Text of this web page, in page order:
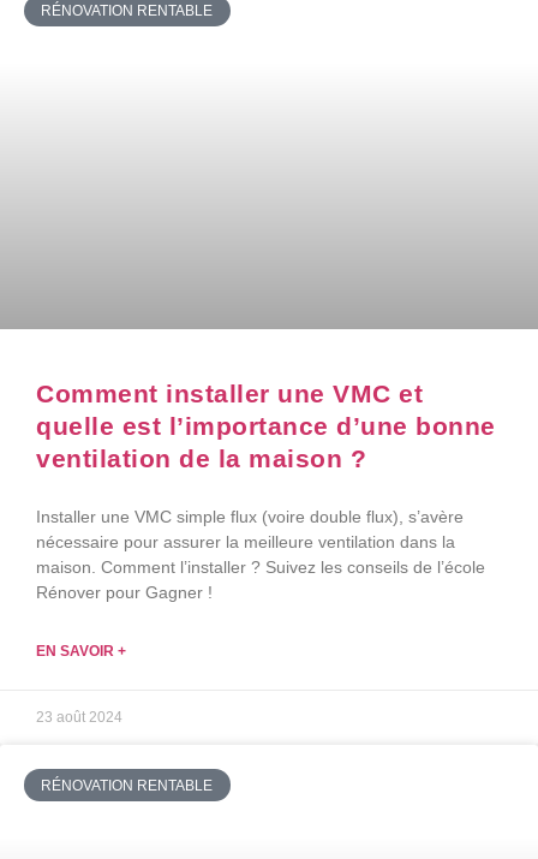
RÉNOVATION RENTABLE
Comment installer une VMC et
quelle est l’importance d’une bonne
ventilation de la maison ?
Installer une VMC simple flux (voire double flux), s’avère
nécessaire pour assurer la meilleure ventilation dans la
maison. Comment l’installer ? Suivez les conseils de l’école
Rénover pour Gagner !
EN SAVOIR +
23 août 2024
RÉNOVATION RENTABLE